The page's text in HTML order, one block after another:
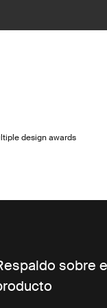
design awards
sobre